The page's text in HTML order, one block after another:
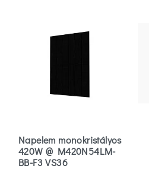
Napelem monokristályos
420W @ M420N54LM-
BB-F3 VS36